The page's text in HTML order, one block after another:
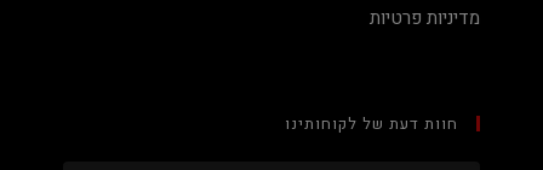
מדיניות פרטיות
חוות דעת של לקוחותינו